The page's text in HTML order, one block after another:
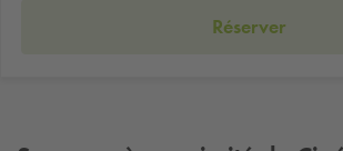
Réserver